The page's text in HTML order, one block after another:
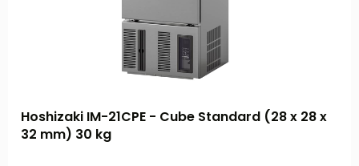
Hoshizaki IM-21CPE - Cube Standard (28 x 28 x
32 mm) 30 kg